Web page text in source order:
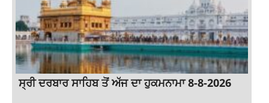
ਸ੍ਰੀ ਦਰਬਾਰ ਸਾਹਿਬ ਤੋਂ ਅੱਜ ਦਾ ਹੁਕਮਨਾਮਾ 8-8-2026